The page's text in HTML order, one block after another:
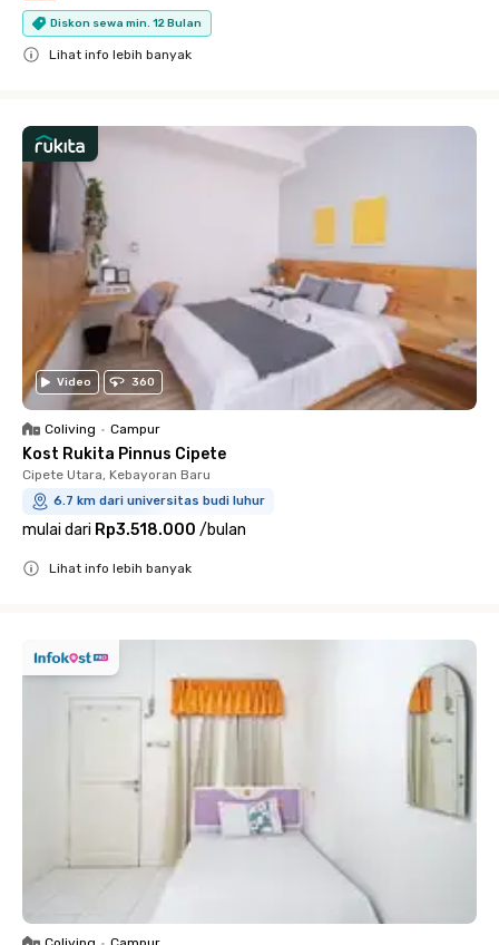
Diskon sewa min. 12 Bulan
Lihat info lebih banyak
Video 360
Coliving • Campur
Kost Rukita Pinnus Cipete
Cipete Utara, Kebayoran Baru
6.7 km dari universitas budi luhur
mulai dari Rp3.518.000 /bulan
Lihat info lebih banyak